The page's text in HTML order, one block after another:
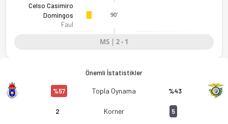
Celso Casimiro
Domingos
Faul
90'
MS | 2 - 1
Önemli İstatistikler
%57 Topla Oynama %43
2 Korner 5